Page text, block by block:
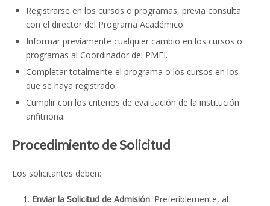
Registrarse en los cursos o programas, previa consulta
con el director del Programa Académico.
Informar previamente cualquier cambio en los cursos o
programas al Coordinador del PMEI.
Completar totalmente el programa o los cursos en los
que se haya registrado.
Cumplir con los criterios de evaluación de la institución
anfitriona.
Procedimiento de Solicitud
Los solicitantes deben:
Enviar la Solicitud de Admisión: Preferiblemente, al